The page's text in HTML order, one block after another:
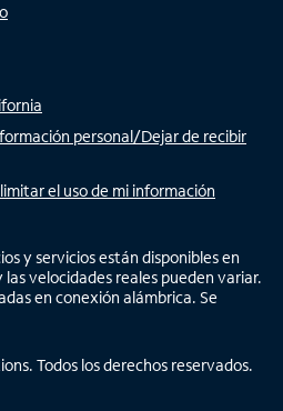
personal/Dejar de recibir
el uso de mi información
y servicios están disponibles en
las velocidades reales pueden variar.
en conexión alámbrica. Se
Todos los derechos reservados.